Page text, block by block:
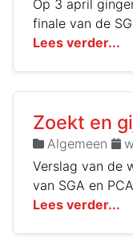
Op 3 april
finale van de
Lees verder...
Zoekt en
Algemeen
Verslag van de
van SGA en
Lees verder...